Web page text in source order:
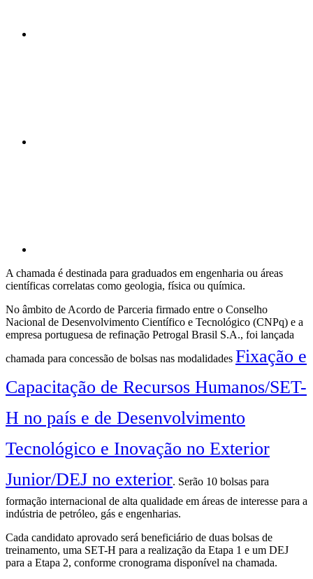
A chamada é destinada para graduados em engenharia ou áreas
científicas correlatas como geologia, física ou química.
No âmbito de Acordo de Parceria firmado entre o Conselho
Nacional de Desenvolvimento Científico e Tecnológico (CNPq) e a
empresa portuguesa de refinação Petrogal Brasil S.A., foi lançada
chamada para concessão de bolsas nas modalidades Fixação e
Capacitação de Recursos Humanos/SET-
H no país e de Desenvolvimento
Tecnológico e Inovação no Exterior
Junior/DEJ no exterior. Serão 10 bolsas para
formação internacional de alta qualidade em áreas de interesse para a
indústria de petróleo, gás e engenharias.
Cada candidato aprovado será beneficiário de duas bolsas de
treinamento, uma SET-H para a realização da Etapa 1 e um DEJ
para a Etapa 2, conforme cronograma disponível na chamada.